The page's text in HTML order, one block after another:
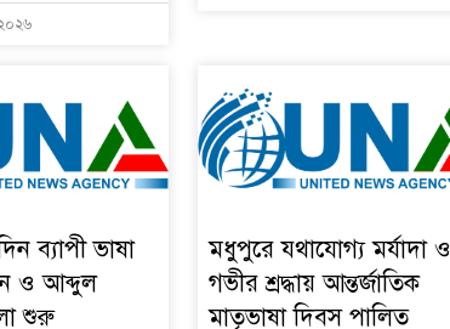
ব্যাপী ভাষা
ও আব্দুল
শুরু
মধুপুরে যথাযোগ্য মর্যাদা ও
গভীর শ্রদ্ধায় আন্তর্জাতিক
মাতৃভাষা দিবস পালিত